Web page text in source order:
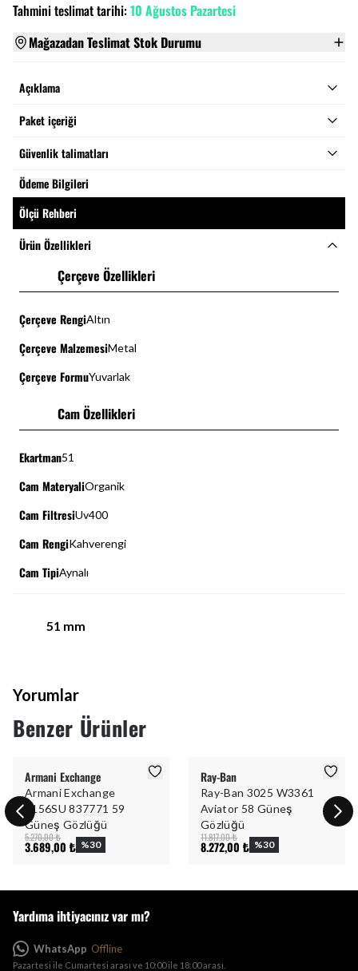
Tahmini teslimat tarihi:10 Ağustos Pazartesi
Mağazadan Teslimat Stok Durumu
Açıklama
Paket içeriği
Güvenlik talimatları
Ödeme Bilgileri
Ölçü Rehberi
Ürün Özellikleri
Çerçeve Özellikleri
Çerçeve RengiAltın
Çerçeve MalzemesiMetal
Çerçeve FormuYuvarlak
Cam Özellikleri
Ekartman51
Cam MateryaliOrganik
Cam FiltresiUv400
Cam RengiKahverengi
Cam TipiAynalı
51 mm
Yorumlar
Benzer Ürünler
Armani Exchange
Armani Exchange
4156SU 837771 59
Güneş Gözlüğü
5.270,00 ₺
3.689,00 ₺ %30
Ray-Ban
Ray-Ban 3025 W3361
Aviator 58 Güneş
Gözlüğü
11.817,00 ₺
8.272,00 ₺ %30
Yardıma ihtiyacınız var mı?
WhatsApp Offline
Pazartesi ile Cumartesi arası ve 10:00 ile 18:00 arası.